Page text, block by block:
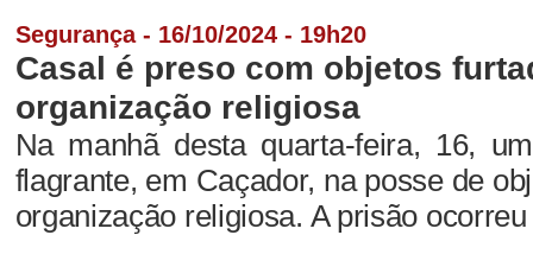
Segurança - 16/10/2024 - 19h20
Casal é preso com objetos
organização religiosa
Na manhã desta quarta-feira, 16,
flagrante, em Caçador, na posse de
organização religiosa. A prisão